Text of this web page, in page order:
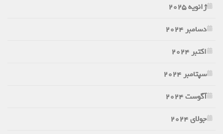
ژانویه 2025
دسامبر 2024
اکتبر 2024
سپتامبر 2024
آگوست 2024
جولای 2024